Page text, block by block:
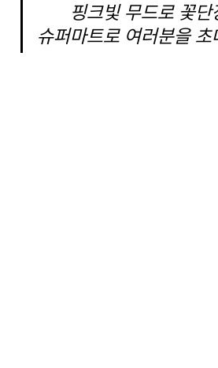
핑크빛 무드로 꽃단
슈퍼마트로 여러분을 초